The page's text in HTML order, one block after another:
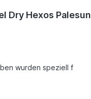
Dry Hexos Palesun
wurden speziell f